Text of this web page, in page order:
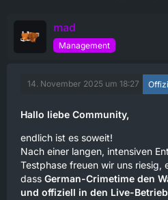
mad
Management
14. November 2025 um 18:27
Hallo liebe Community,
endlich ist es soweit!
Nach einer langen, intensiven
Testphase freuen wir uns riesig,
dass German-Crimetime den
und offiziell in den Live-